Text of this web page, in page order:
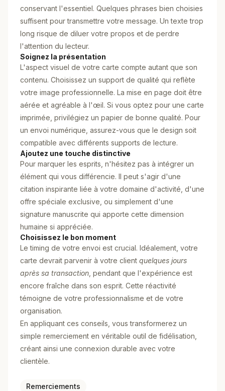
conservant l'essentiel. Quelques phrases bien choisies
suffisent pour transmettre votre message. Un texte trop
long risque de diluer votre propos et de perdre
l'attention du lecteur.
Soignez la présentation
L'aspect visuel de votre carte compte autant que son
contenu. Choisissez un support de qualité qui reflète
votre image professionnelle. La mise en page doit être
aérée et agréable à l'œil. Si vous optez pour une carte
imprimée, privilégiez un papier de bonne qualité. Pour
un envoi numérique, assurez-vous que le design soit
compatible avec différents supports de lecture.
Ajoutez une touche distinctive
Pour marquer les esprits, n'hésitez pas à intégrer un
élément qui vous différencie. Il peut s'agir d'une
citation inspirante liée à votre domaine d'activité, d'une
offre spéciale exclusive, ou simplement d'une
signature manuscrite qui apporte cette dimension
humaine si appréciée.
Choisissez le bon moment
Le timing de votre envoi est crucial. Idéalement, votre
carte devrait parvenir à votre client quelques jours
après sa transaction , pendant que l'expérience est
encore fraîche dans son esprit. Cette réactivité
témoigne de votre professionnalisme et de votre
organisation.
En appliquant ces conseils, vous transformerez un
simple remerciement en véritable outil de fidélisation,
créant ainsi une connexion durable avec votre
clientèle.
Remerciements